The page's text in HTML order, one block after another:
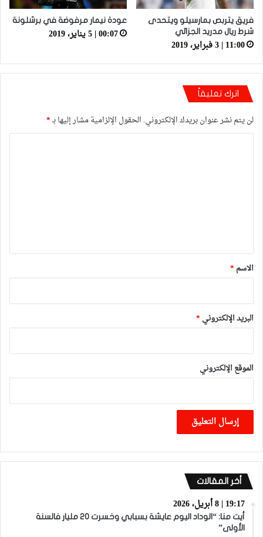
فريق يتربص بمارسيلو ويتحدى
شرط ريال مدريد الجزائي
11:00 | 3 فبراير، 2019
عودة نيمار مرفوضة في برشلونة
00:07 | 5 يناير، 2019
اترك تعليقاً
لن يتم نشر عنوان بريدك الإلكتروني. الحقول الإلزامية مشار إليها بـ*
*
الاسم *
البريد الإلكتروني *
الموقع الإلكتروني
أخر المقالات
19:17 | 8 أبريل، 2026
أيت منا: “الوداد اليوم عايشة بسبابي وخسرت 20 مليار فالسنة
الأولى”